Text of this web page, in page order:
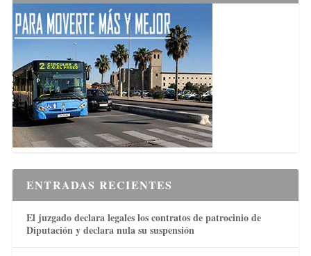
ENTRADAS RECIENTES
El juzgado declara legales los contratos de patrocinio de
Diputación y declara nula su suspensión